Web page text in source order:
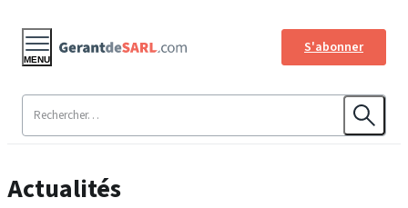
S'abonner
MENU
Actualités